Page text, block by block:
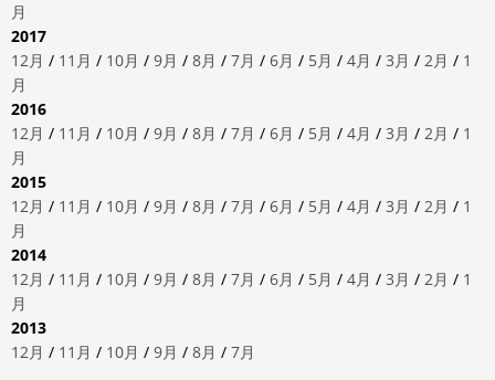
月
2017
12月 / 11月 / 10月 / 9月 / 8月 / 7月 / 6月 / 5月 / 4月 / 3月 / 2月 / 1
月
2016
12月 / 11月 / 10月 / 9月 / 8月 / 7月 / 6月 / 5月 / 4月 / 3月 / 2月 / 1
月
2015
12月 / 11月 / 10月 / 9月 / 8月 / 7月 / 6月 / 5月 / 4月 / 3月 / 2月 / 1
月
2014
12月 / 11月 / 10月 / 9月 / 8月 / 7月 / 6月 / 5月 / 4月 / 3月 / 2月 / 1
月
2013
12月 / 11月 / 10月 / 9月 / 8月 / 7月